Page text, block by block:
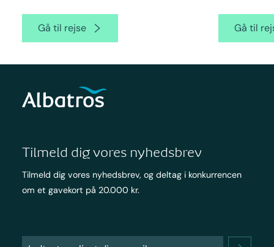
Gå til rejse Gå til
Tilmeld dig vores nyhedsbrev
Tilmeld dig vores nyhedsbrev, og deltag i konkurrencen
om et gavekort på 20.000 kr.